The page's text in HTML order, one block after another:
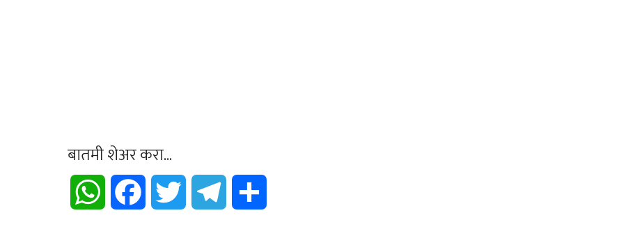
बातमी शेअर करा...
WhatsApp Facebook Twitter Telegram